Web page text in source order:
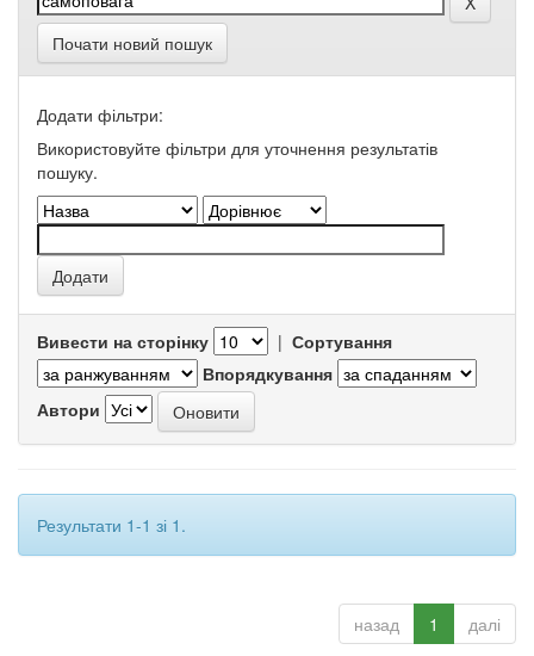
Почати новий пошук
Додати фільтри:
Використовуйте фільтри для уточнення результатів
пошуку.
Вивести на сторінку | Сортування
Впорядкування
Автори
Результати 1-1 зі 1.
назад 1 далі